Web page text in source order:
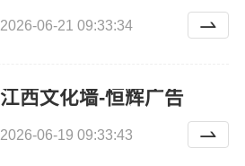
2026-06-21 09:33:34
江西文化墙-恒辉广告
2026-06-19 09:33:43